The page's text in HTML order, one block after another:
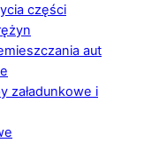
części
aut
załadunkowe i